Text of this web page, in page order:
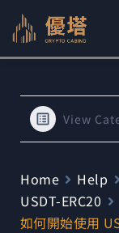
至
主
View
Home Help
USDT-ERC20
如何開始使用